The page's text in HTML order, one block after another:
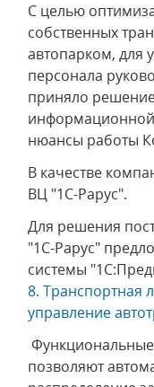
С целью
собственных
автопарком, для
персонала
приняло
нюансы работы
В качестве
ВЦ "1С-Рарус".
Для решения
"1С-Рарус"
системы
8. Транспортная
управление
позволяют